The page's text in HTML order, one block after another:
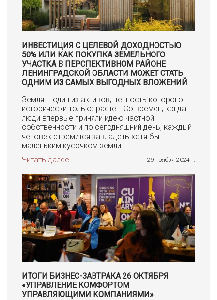
ИНВЕСТИЦИЯ С ЦЕЛЕВОЙ ДОХОДНОСТЬЮ
50% ИЛИ КАК ПОКУПКА ЗЕМЕЛЬНОГО
УЧАСТКА В ПЕРСПЕКТИВНОМ РАЙОНЕ
ЛЕНИНГРАДСКОЙ ОБЛАСТИ МОЖЕТ СТАТЬ
ОДНИМ ИЗ САМЫХ ВЫГОДНЫХ ВЛОЖЕНИЙ
Земля – один из активов, ценность которого
исторически только растет. Со времен, когда
люди впервые приняли идею частной
собственности и по сегодняшний день, каждый
человек стремится завладеть хотя бы
маленьким кусочком земли.
Читать далее
29 ноября 2024 г.
ИТОГИ БИЗНЕС-ЗАВТРАКА 26 ОКТЯБРЯ
«УПРАВЛЕНИЕ КОМФОРТОМ
УПРАВЛЯЮЩИМИ КОМПАНИЯМИ»